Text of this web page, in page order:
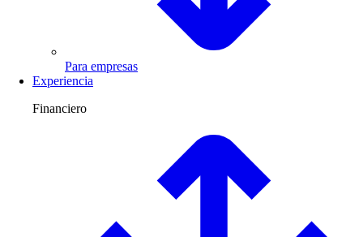
Para empresas
Experiencia
Financiero